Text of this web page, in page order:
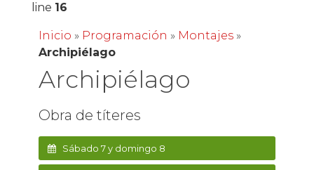
line 16
Inicio » Programación » Montajes»
Archipiélago
Archipiélago
Obra de títeres
Sábado 7 y domingo 8